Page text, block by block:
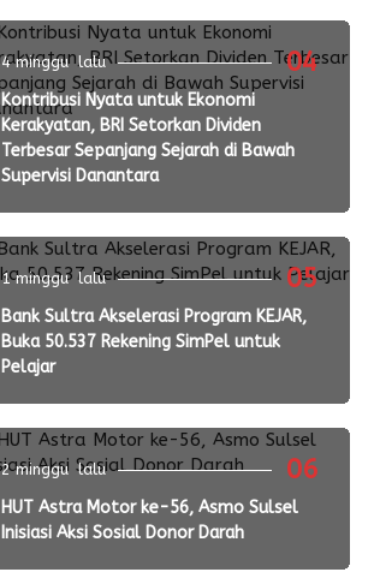
04
4 minggu lalu
Kontribusi Nyata untuk Ekonomi
Kerakyatan, BRI Setorkan Dividen
Terbesar Sepanjang Sejarah di Bawah
Supervisi Danantara
05
1 minggu lalu
Bank Sultra Akselerasi Program KEJAR,
Buka 50.537 Rekening SimPel untuk
Pelajar
06
2 minggu lalu
HUT Astra Motor ke-56, Asmo Sulsel
Inisiasi Aksi Sosial Donor Darah